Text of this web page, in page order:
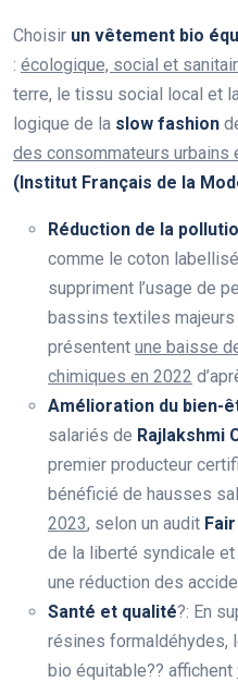
Choisir un vêtement bio
: écologique, social et
terre, le tissu social local et
logique de la slow fashion
des consommateurs urbains
(Institut Français de la
Réduction de la
comme le coton labellisé
suppriment l’usage de
bassins textiles majeurs
présentent une baisse
chimiques en 2022
Amélioration du bien-
salariés de Rajlakshmi
premier producteur
bénéficié de hausses
2023, selon un audit
de la liberté syndicale
une réduction des
Santé et qualité?: En
résines formaldéhydes,
bio équitable?? affichent